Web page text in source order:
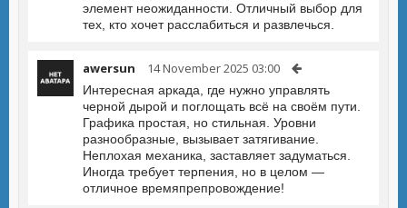
элемент неожиданности. Отличный выбор для
тех, кто хочет расслабиться и развлечься.
awersun 14 November 2025 03:00
Интересная аркада, где нужно управлять
черной дырой и поглощать всё на своём пути.
Графика простая, но стильная. Уровни
разнообразные, вызывает затягивание.
Неплохая механика, заставляет задуматься.
Иногда требует терпения, но в целом —
отличное времяпрепровождение!